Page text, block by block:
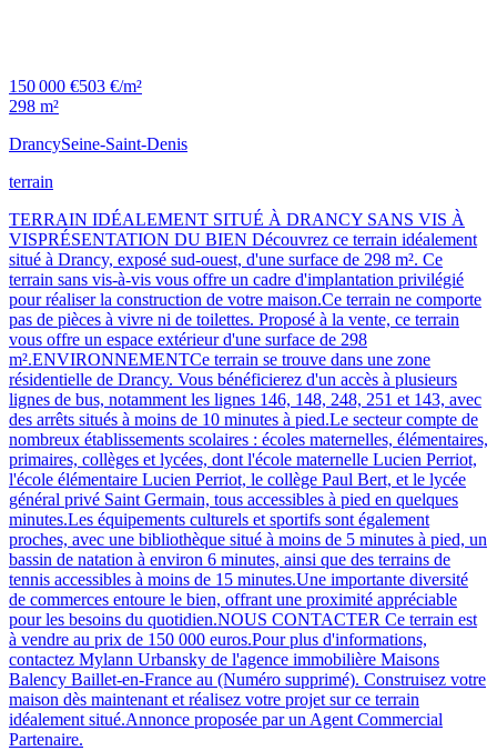
150 000 €503 €/m²
298 m²
DrancySeine-Saint-Denis
terrain
TERRAIN IDÉALEMENT SITUÉ À DRANCY SANS VIS À
VISPRÉSENTATION DU BIEN Découvrez ce terrain idéalement
situé à Drancy, exposé sud-ouest, d'une surface de 298 m². Ce
terrain sans vis-à-vis vous offre un cadre d'implantation privilégié
pour réaliser la construction de votre maison.Ce terrain ne comporte
pas de pièces à vivre ni de toilettes. Proposé à la vente, ce terrain
vous offre un espace extérieur d'une surface de 298
m².ENVIRONNEMENTCe terrain se trouve dans une zone
résidentielle de Drancy. Vous bénéficierez d'un accès à plusieurs
lignes de bus, notamment les lignes 146, 148, 248, 251 et 143, avec
des arrêts situés à moins de 10 minutes à pied.Le secteur compte de
nombreux établissements scolaires : écoles maternelles, élémentaires,
primaires, collèges et lycées, dont l'école maternelle Lucien Perriot,
l'école élémentaire Lucien Perriot, le collège Paul Bert, et le lycée
général privé Saint Germain, tous accessibles à pied en quelques
minutes.Les équipements culturels et sportifs sont également
proches, avec une bibliothèque situé à moins de 5 minutes à pied, un
bassin de natation à environ 6 minutes, ainsi que des terrains de
tennis accessibles à moins de 15 minutes.Une importante diversité
de commerces entoure le bien, offrant une proximité appréciable
pour les besoins du quotidien.NOUS CONTACTER Ce terrain est
à vendre au prix de 150 000 euros.Pour plus d'informations,
contactez Mylann Urbansky de l'agence immobilière Maisons
Balency Baillet-en-France au (Numéro supprimé). Construisez votre
maison dès maintenant et réalisez votre projet sur ce terrain
idéalement situé.Annonce proposée par un Agent Commercial
Partenaire.